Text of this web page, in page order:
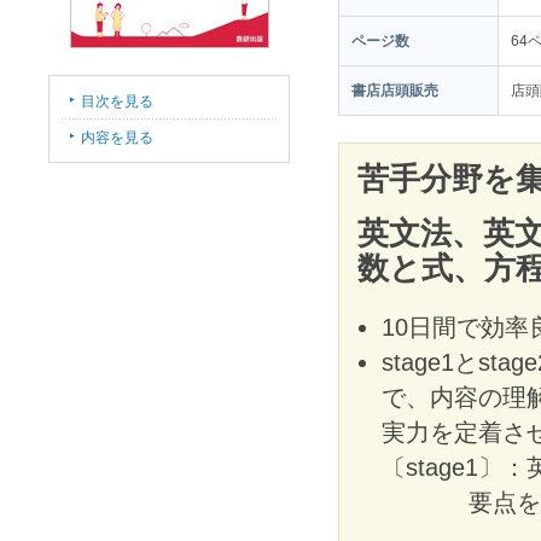
ページ数 64
書店店頭販売 店
苦手分野を
英文法、英
数と式、方
10日間で効率
stage1と
で、内容の理
実力を定着さ
〔stage1〕
要点
目次を見る
内容を見る